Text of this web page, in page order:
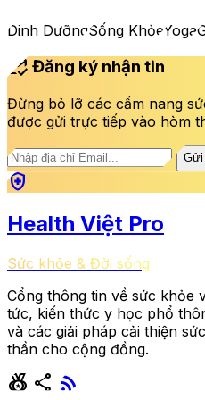
Dinh DưỡngSống KhỏeYoga
mark_email_read Đăng ký nhận tin
Đừng bỏ lỡ các cẩm nang
được gửi trực tiếp vào hòm
Gửi
health_and_safety
Health Việt Pro
Sức khỏe & Đời sống
Cổng thông tin về sức khỏe
tức, kiến thức y học phổ
và các giải pháp cải thiện
thần cho cộng đồng.
social_leaderboard share rss_feed